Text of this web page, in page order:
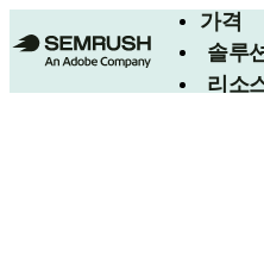
가격
솔루션
리소